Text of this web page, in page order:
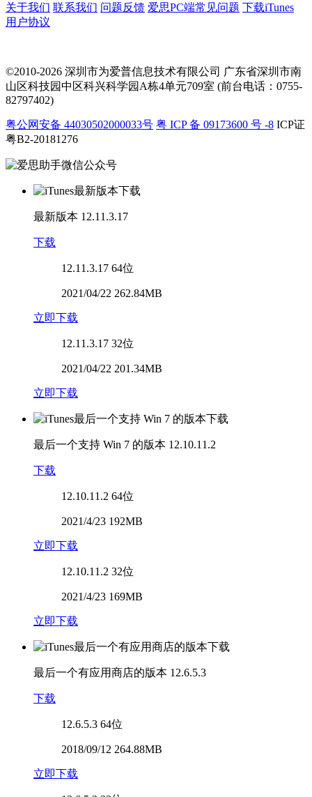
关于我们 联系我们 问题反馈 爱思PC端常见问题 下载iTunes
用户协议
©2010-2026 深圳市为爱普信息技术有限公司 广东省深圳市南
山区科技园中区科兴科学园A栋4单元709室 (前台电话：0755-
82797402)
粤公网安备 44030502000033号 粤 ICP 备 09173600 号 -8 ICP证
粤B2-20181276
最新版本 12.11.3.17
下载
12.11.3.17 64位
2021/04/22 262.84MB
立即下载
12.11.3.17 32位
2021/04/22 201.34MB
立即下载
最后一个支持 Win 7 的版本 12.10.11.2
下载
12.10.11.2 64位
2021/4/23 192MB
立即下载
12.10.11.2 32位
2021/4/23 169MB
立即下载
最后一个有应用商店的版本 12.6.5.3
下载
12.6.5.3 64位
2018/09/12 264.88MB
立即下载